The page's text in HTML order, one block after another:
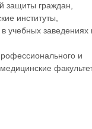
защиты граждан,
институты,
учебных заведениях
и